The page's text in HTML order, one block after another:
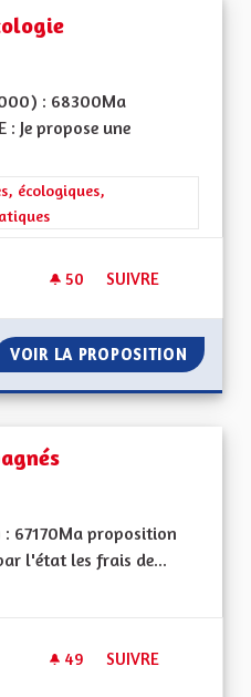
: 68300Ma
: Je propose une
: Les transitions
écologiques,
50 50 ABONNÉS
SUIVRE
VOIR LA PROPOSITION
67170Ma proposition
l'état les frais de...
: Autres
49 49 ABONNÉS
SUIVRE